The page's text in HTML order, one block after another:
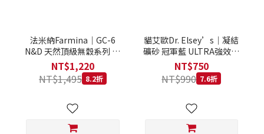
法米納Farmina｜GC-6
N&D 天然頂級無穀系列 室
內/結紮貓 雞肉石榴 1.5KG
NT$1,220
NT$1,495 8.2折
貓艾歐Dr. Elsey’s｜凝結
礦砂 冠軍藍 ULTRA強效除
臭 40LB｜Cat Litter 40磅
士
NT$750
NT$990 7.6折